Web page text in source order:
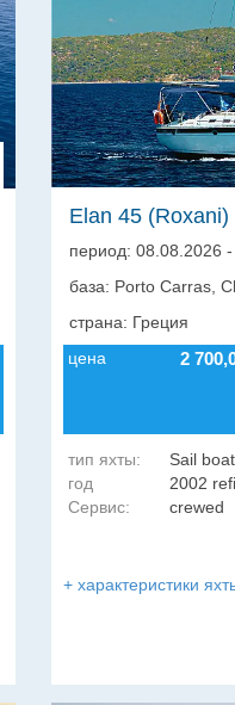
Elan 45 (Roxani)
период: 08.08.2026
база: Porto Carras,
страна: Греция
цена
2
тип яхты:
Sail boat
год
постройки:
2002
22/23
Сервис: crewed
+ характеристики